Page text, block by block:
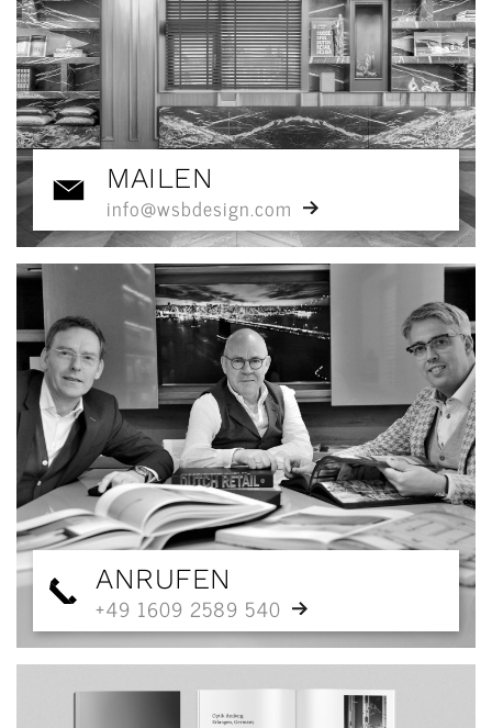
MAILEN
info@wsbdesign.com
ANRUFEN
+49 1609 2589 540